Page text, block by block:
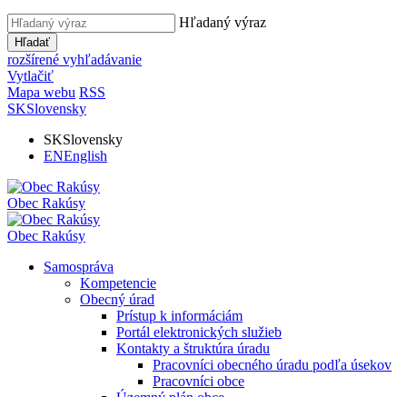
Hľadaný výraz
Hľadať
rozšírené vyhľadávanie
Vytlačiť
Mapa webu RSS
SKSlovensky
SKSlovensky
ENEnglish
Obec Rakúsy
Obec Rakúsy
Samospráva
Kompetencie
Obecný úrad
Prístup k informáciám
Portál elektronických služieb
Kontakty a štruktúra úradu
Pracovníci obecného úradu podľa úsekov
Pracovníci obce